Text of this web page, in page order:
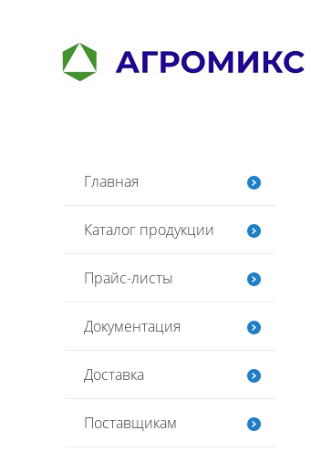
Главная
Каталог продукции
Прайс-листы
Документация
Доставка
Поставщикам